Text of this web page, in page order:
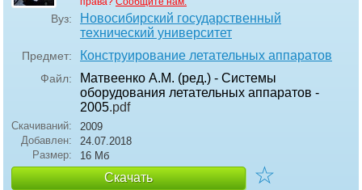
Вуз:
Новосибирский государственный
технический университет
Предмет: Конструирование летательных аппаратов
Файл:
Матвеенко А.М. (ред.) - Системы
оборудования летательных аппаратов -
2005.pdf
Скачиваний:
2009
Добавлен:
24.07.2018
Размер:
16 Мб
Скачать ☆